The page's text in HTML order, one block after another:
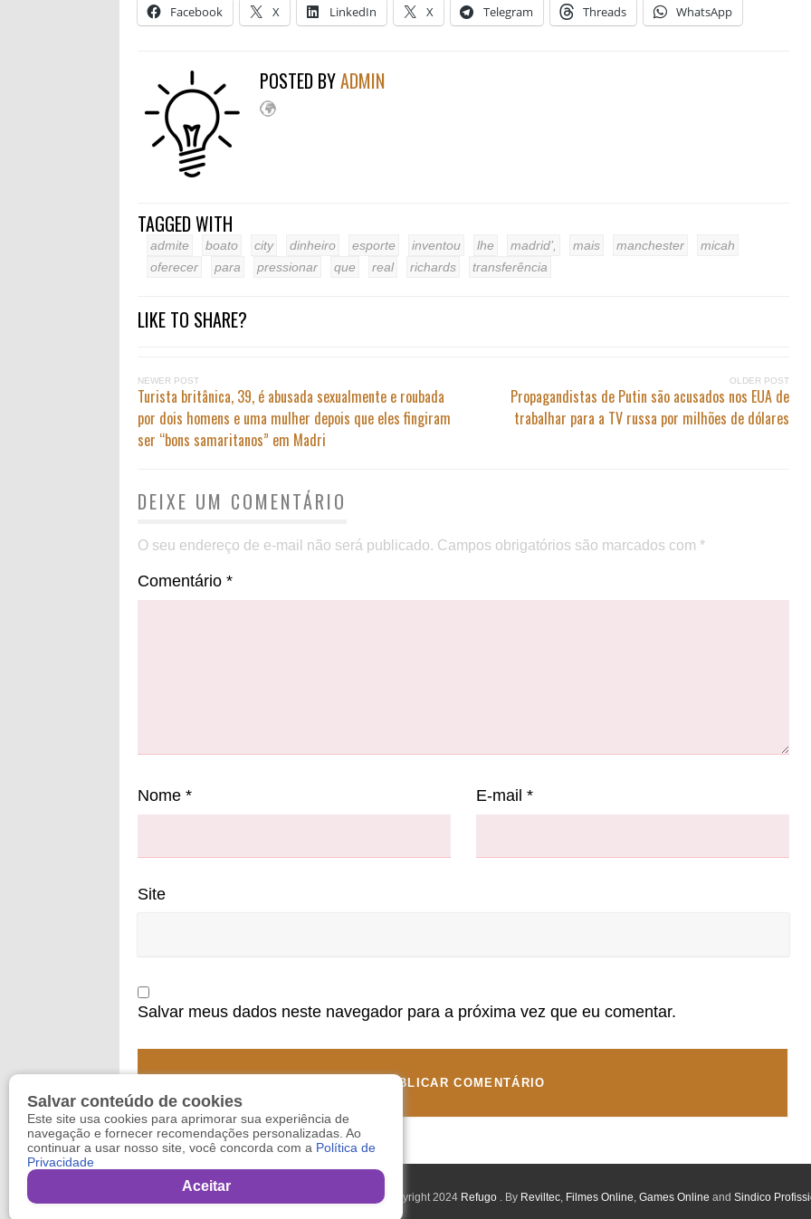
Facebook X LinkedIn X Telegram Threads WhatsApp
POSTED BYADMIN
TAGGED WITH
admite boato city dinheiro esporte inventou lhe madrid’, mais manchester
micah
oferecer
para pressionar que real richards transferência
LIKE TO SHARE?
NEWER POST
Turista britânica, 39, é abusada sexualmente e roubada
por dois homens e uma mulher depois que eles fingiram
ser “bons samaritanos” em Madri
OLDER POST
Propagandistas de Putin são acusados ​​nos EUA de
trabalhar para a TV russa por milhões de dólares
DEIXE UM COMENTÁRIO
O seu endereço de e-mail não será publicado. Campos obrigatórios são marcados com *
Comentário *
Nome * E-mail*
Site
Salvar meus dados neste navegador para a próxima vez que eu comentar.
Copyright 2024 Refugo . By Reviltec, Filmes Online, Games Online and Sindico
Salvar conteúdo de cookies
Este site usa cookies para aprimorar sua experiência de
navegação e fornecer recomendações personalizadas. Ao
continuar a usar nosso site, você concorda com a Política de
Privacidade
Aceitar